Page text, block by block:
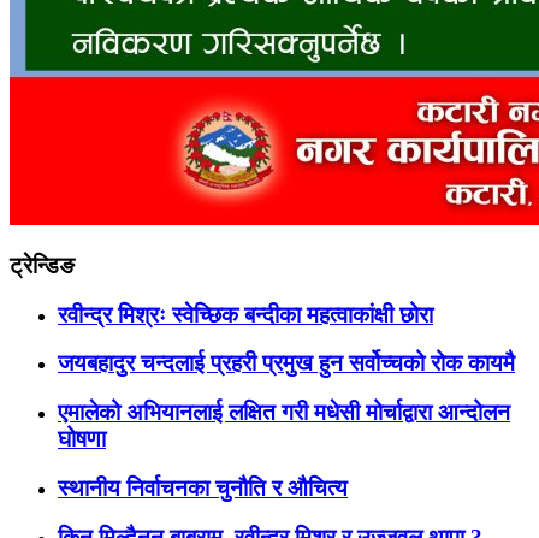
ट्रेन्डिङ
रवीन्द्र मिश्रः स्वेच्छिक बन्दीका महत्वाकांक्षी छोरा
जयबहादुर चन्दलाई प्रहरी प्रमुख हुन सर्वोच्चको रोक कायमै
एमालेको अभियानलाई लक्षित गरी मधेसी मोर्चाद्वारा आन्दोलन
घोषणा
स्थानीय निर्वाचनका चुनौति र औचित्य